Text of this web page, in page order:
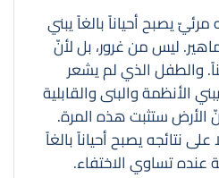
يصبح أحياناً بالغاً يبني
ليس من غرور، بل لأنّ
والطفل الذي لم يشعر
الأنظمة والبنى والقابلية
الأرض ستثبت هذه المرة.
نتائجه يصبح أحياناً بالغاً
عنده تساوي الاختفاء.